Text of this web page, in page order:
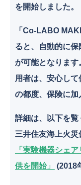
を開始しました。
「Co-LABO
ると、自動的に
が可能となります
用者は、安心し
の都度、保険に加
詳細は、以下を覧
三井住友海上火災
「実験機器シェ
供を開始」
(2018